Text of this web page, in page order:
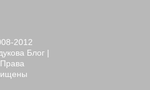
2012
Блог |